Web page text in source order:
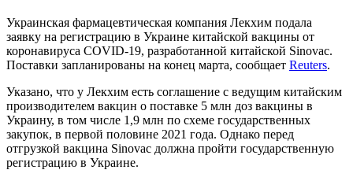
Украинская фармацевтическая компания Лекхим подала
заявку на регистрацию в Украине китайской вакцины от
коронавируса COVID-19, разработанной китайской Sinovac.
Поставки запланированы на конец марта, сообщает Reuters.
Указано, что у Лекхим есть соглашение с ведущим китайским
производителем вакцин о поставке 5 млн доз вакцины в
Украину, в том числе 1,9 млн по схеме государственных
закупок, в первой половине 2021 года. Однако перед
отгрузкой вакцина Sinovac должна пройти государственную
регистрацию в Украине.